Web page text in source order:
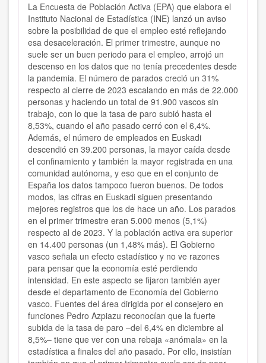
La Encuesta de Población Activa (EPA) que elabora el
Instituto Nacional de Estadística (INE) lanzó un aviso
sobre la posibilidad de que el empleo esté reflejando
esa desaceleración. El primer trimestre, aunque no
suele ser un buen periodo para el empleo, arrojó un
descenso en los datos que no tenía precedentes desde
la pandemia. El número de parados creció un 31%
respecto al cierre de 2023 escalando en más de 22.000
personas y haciendo un total de 91.900 vascos sin
trabajo, con lo que la tasa de paro subió hasta el
8,53%, cuando el año pasado cerró con el 6,4%.
Además, el número de empleados en Euskadi
descendió en 39.200 personas, la mayor caída desde
el confinamiento y también la mayor registrada en una
comunidad autónoma, y eso que en el conjunto de
España los datos tampoco fueron buenos. De todos
modos, las cifras en Euskadi siguen presentando
mejores registros que los de hace un año. Los parados
en el primer trimestre eran 5.000 menos (5,1%)
respecto al de 2023. Y la población activa era superior
en 14.400 personas (un 1,48% más). El Gobierno
vasco señala un efecto estadístico y no ve razones
para pensar que la economía esté perdiendo
intensidad. En este aspecto se fijaron también ayer
desde el departamento de Economía del Gobierno
vasco. Fuentes del área dirigida por el consejero en
funciones Pedro Azpiazu reconocían que la fuerte
subida de la tasa de paro –del 6,4% en diciembre al
8,5%– tiene que ver con una rebaja «anómala» en la
estadística a finales del año pasado. Por ello, insistían